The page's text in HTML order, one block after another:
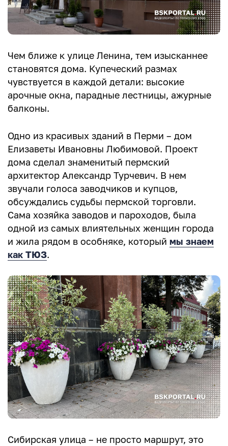
Чем ближе к улице Ленина, тем изысканнее
становятся дома. Купеческий размах
чувствуется в каждой детали: высокие
арочные окна, парадные лестницы, ажурные
балконы.
Одно из красивых зданий в Перми – дом
Елизаветы Ивановны Любимовой. Проект
дома сделал знаменитый пермский
архитектор Александр Турчевич. В нем
звучали голоса заводчиков и купцов,
обсуждались судьбы пермской торговли.
Сама хозяйка заводов и пароходов, была
одной из самых влиятельных женщин города
и жила рядом в особняке, который мы знаем
как ТЮЗ.
Сибирская улица – не просто маршрут, это